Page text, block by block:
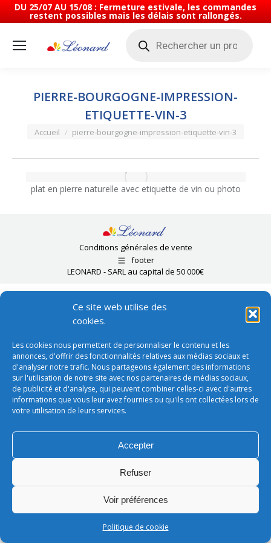
DU 25/07 AU 15/08 : Fermeture estivale, les commandes
restent possibles mais les délais sont rallongés.
Ce site web utilise des
cookies.
Les cookies nous permettent de personnaliser le contenu et les
annonces, d'offrir des fonctionnalités relatives aux médias sociaux et
d'analyser notre trafic. Nous partageons également des informations
sur l'utilisation de notre site avec nos partenaires de médias sociaux,
de publicité et d'analyse, qui peuvent combiner celles-ci avec d'autres
informations que vous leur avez fournies ou qu'ils ont collectées lors de
votre utilisation de leurs services.
Accepter
Refuser
Voir préférences
Politique de cookie
produits
PIERRE-BOURGOGNE-IMPRESSION-
ETIQUETTE-VIN-3
Vous êtes ici :
Accueil pierre-bourgogne-impression-etiquette-vin-3
plat en pierre naturelle avec etiquette de vin ou photo
Conditions générales de vente
footer
LEONARD - SARL au capital de 50 000€